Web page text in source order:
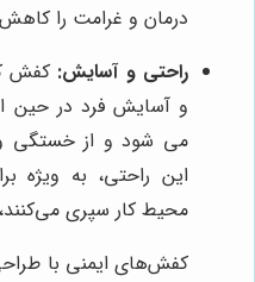
درمان و غرامت را
راحتی و آسایش: کفش
و آسایش فرد در حین
می‌ شود و از خستگی
این راحتی، به ویژه
محیط کار سپری
کفش‌های ایمنی با